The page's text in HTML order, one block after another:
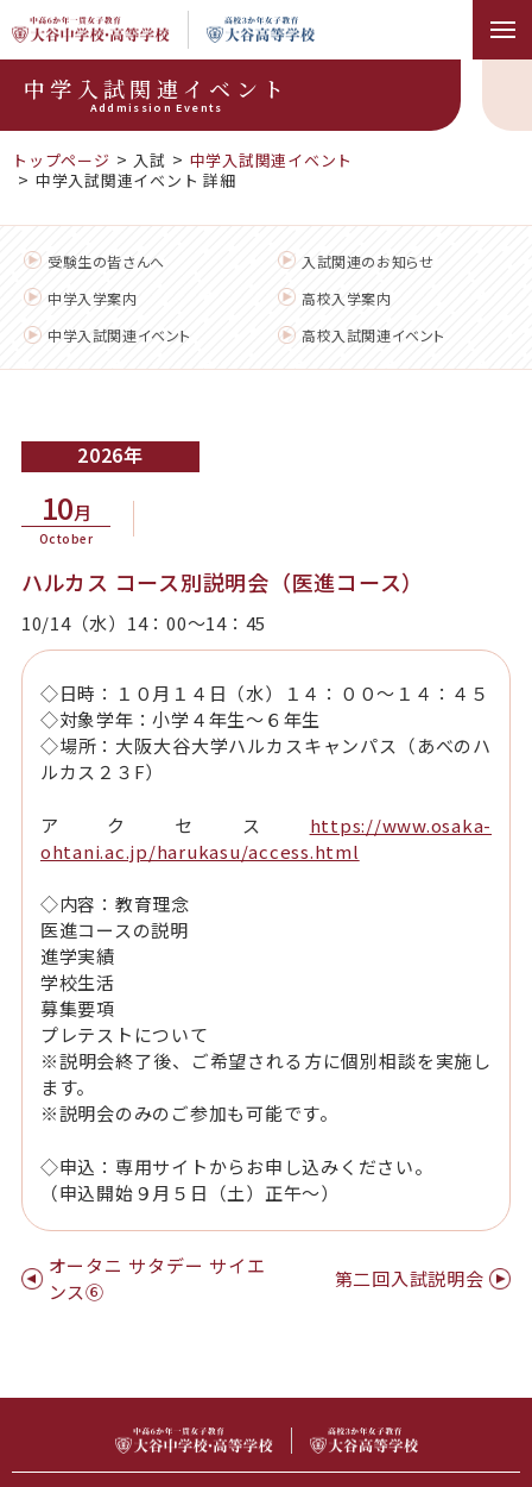
中学入試関連イベント
Addmission Events
トップページ 入試
中学入試関連イベント
中学入試関連イベント 詳細
受験生の皆さんへ
入試関連のお知らせ
中学入学案内
高校入学案内
中学入試関連イベント
高校入試関連イベント
2026
10
October
ハルカス コース別説明会（医進コース）
10/14（水）14：00～14：45
◇日時：１０月１４日（水）１４：００～１４：４５
◇対象学年：小学４年生～６年生
◇場所：大阪大谷大学ハルカスキャンパス（あべのハ
ルカス２３F）
アクセス https://www.osaka-
ohtani.ac.jp/harukasu/access.html
◇内容：教育理念
医進コースの説明
進学実績
学校生活
募集要項
プレテストについて
※説明会終了後、ご希望される方に個別相談を実施し
ます。
※説明会のみのご参加も可能です。
◇申込：専用サイトからお申し込みください。
（申込開始９月５日（土）正午～）
オータニ サタデー サイエ
ンス⑥
第二回入試説明会